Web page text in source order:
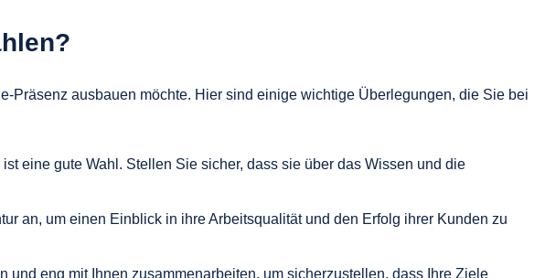
Präsenz ausbauen möchte. Hier sind einige wichtige Überlegungen, die Sie bei
eine gute Wahl. Stellen Sie sicher, dass sie über das Wissen und die
an, um einen Einblick in ihre Arbeitsqualität und den Erfolg ihrer Kunden zu
eng mit Ihnen zusammenarbeiten, um sicherzustellen, dass Ihre Ziele